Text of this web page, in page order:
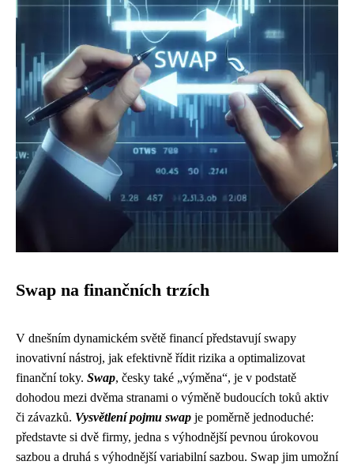
Swap na finančních trzích
V dnešním dynamickém světě financí představují swapy
inovativní nástroj, jak efektivně řídit rizika a optimalizovat
finanční toky. Swap, česky také „výměna“, je v podstatě
dohodou mezi dvěma stranami o výměně budoucích toků aktiv
či závazků. Vysvětlení pojmu swap je poměrně jednoduché:
představte si dvě firmy, jedna s výhodnější pevnou úrokovou
sazbou a druhá s výhodnější variabilní sazbou. Swap jim umožní